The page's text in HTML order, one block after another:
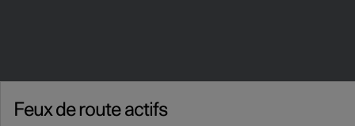
Feux de route actifs